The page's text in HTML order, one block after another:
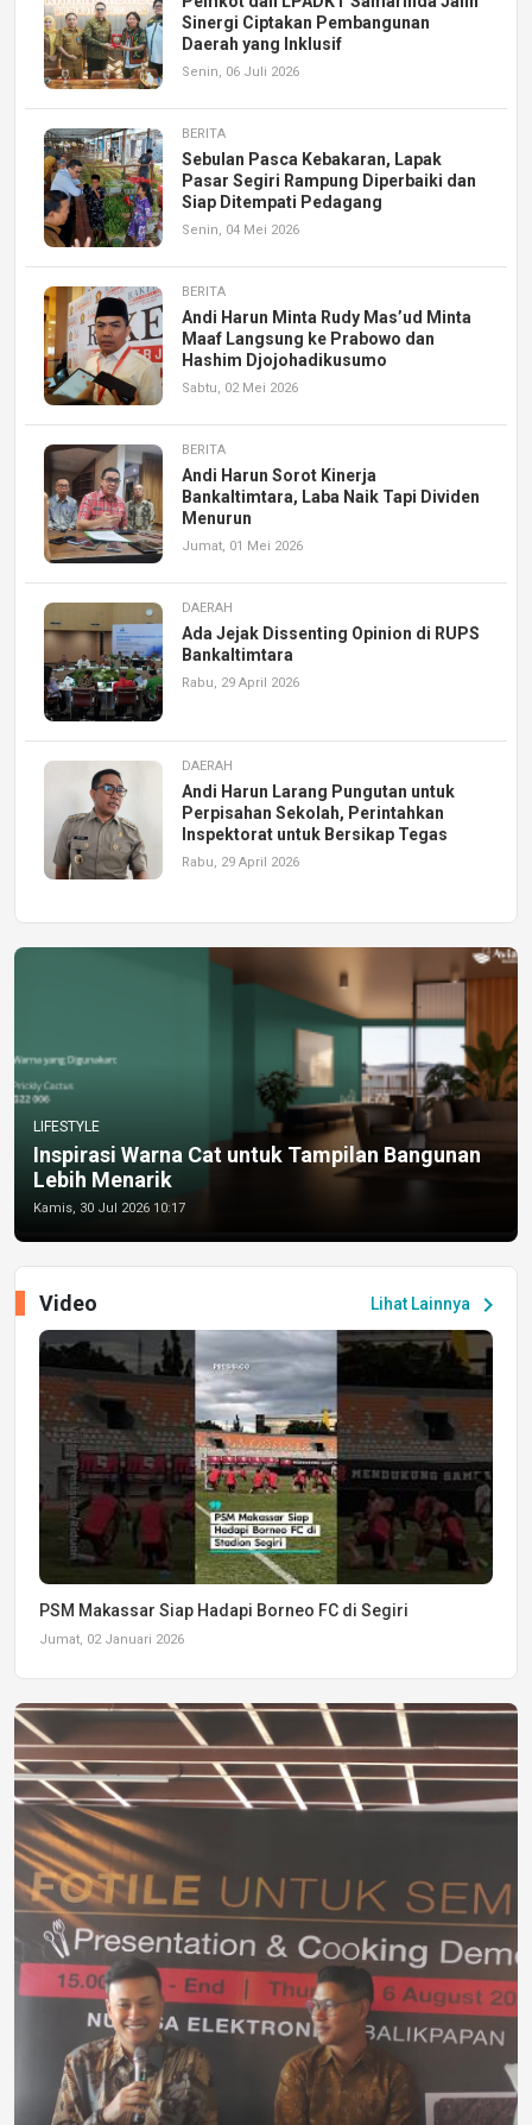
Sinergi Ciptakan Pembangunan
Daerah yang Inklusif
Senin, 06 Juli 2026
BERITA
Sebulan Pasca Kebakaran, Lapak
Pasar Segiri Rampung Diperbaiki dan
Siap Ditempati Pedagang
Senin, 04 Mei 2026
BERITA
Andi Harun Minta Rudy Mas’ud Minta
Maaf Langsung ke Prabowo dan
Hashim Djojohadikusumo
Sabtu, 02 Mei 2026
BERITA
Andi Harun Sorot Kinerja
Bankaltimtara, Laba Naik Tapi Dividen
Menurun
Jumat, 01 Mei 2026
DAERAH
Ada Jejak Dissenting Opinion di RUPS
Bankaltimtara
Rabu, 29 April 2026
DAERAH
Andi Harun Larang Pungutan untuk
Perpisahan Sekolah, Perintahkan
Inspektorat untuk Bersikap Tegas
Rabu, 29 April 2026
LIFESTYLE
Inspirasi Warna Cat untuk Tampilan Bangunan
Lebih Menarik
Kamis, 30 Jul 2026 10:17
Lihat Lainnya chevron_right
Video
PSM Makassar Siap Hadapi Borneo FC di Segiri
Jumat, 02 Januari 2026